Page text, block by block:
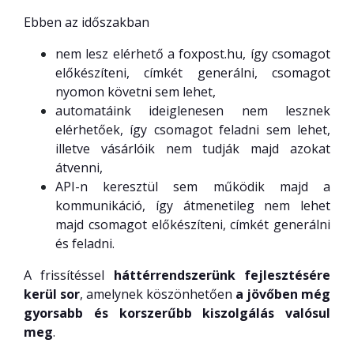
Ebben az időszakban
nem lesz elérhető a foxpost.hu, így csomagot
előkészíteni, címkét generálni, csomagot
nyomon követni sem lehet,
automatáink ideiglenesen nem lesznek
elérhetőek, így csomagot feladni sem lehet,
illetve vásárlóik nem tudják majd azokat
átvenni,
API-n keresztül sem működik majd a
kommunikáció, így átmenetileg nem lehet
majd csomagot előkészíteni, címkét generálni
és feladni.
A frissítéssel háttérrendszerünk fejlesztésére
kerül sor, amelynek köszönhetően a jövőben még
gyorsabb és korszerűbb kiszolgálás valósul
meg.